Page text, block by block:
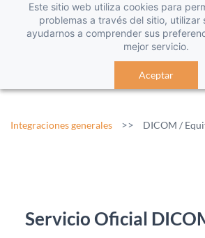
Este sitio web utiliza cookies para
problemas a través del sitio, utilizar
ayudarnos a comprender sus
mejor servicio.
Aceptar
Integraciones generales >> DICOM /
Servicio Oficial